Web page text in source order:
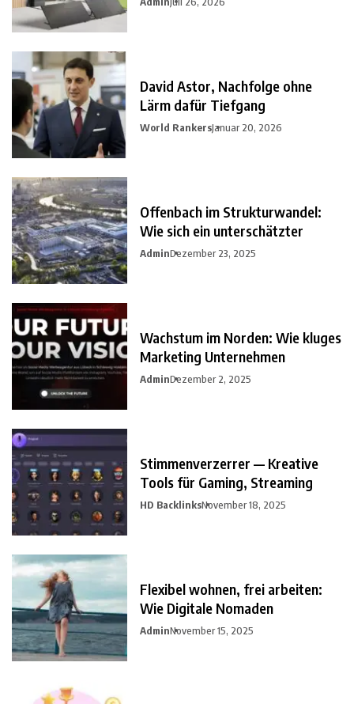
David Astor, Nachfolge ohne
Lärm dafür Tiefgang
World RankersJanuar 20, 2026
Offenbach im Strukturwandel:
Wie sich ein unterschätzter
AdminDezember 23, 2025
Wachstum im Norden: Wie kluges
Marketing Unternehmen
AdminDezember 2, 2025
Stimmenverzerrer — Kreative
Tools für Gaming, Streaming
HD BacklinksNovember 18, 2025
Flexibel wohnen, frei arbeiten:
Wie Digitale Nomaden
AdminNovember 15, 2025